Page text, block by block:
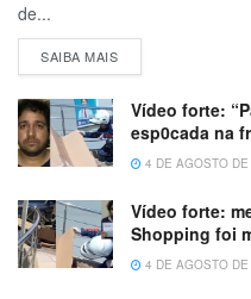
de...
SAIBA MAIS
Vídeo forte:
esp0cada na
4 DE AGOSTO
Vídeo forte:
Shopping foi
4 DE AGOSTO